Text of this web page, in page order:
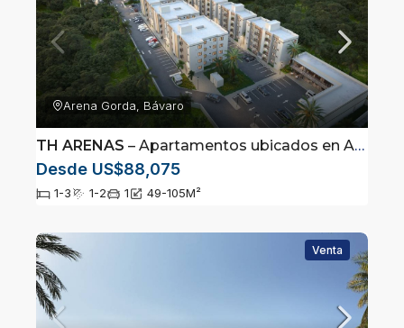
Arena Gorda, Bávaro
TH ARENAS – Apartamentos ubicados en Arena Gorda, Punta Cana
Desde US$88,075
1-3 1-2 1 49-105M²
Venta